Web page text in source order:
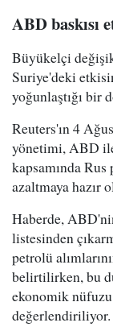
ABD baskısı
Büyükelçi
Suriye'deki
yoğunlaştığı bir
Reuters'ın 4
yönetimi, ABD
kapsamında
azaltmaya hazır
Haberde,
listesinden
petrolü
belirtilirken, bu
ekonomik
değerlendiriliyor.